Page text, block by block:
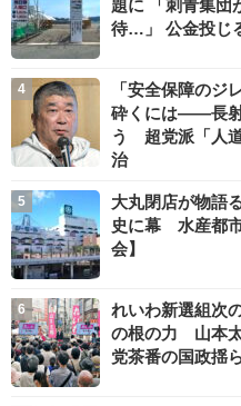
題に 「刺青集団
待…」 公金投じ
「安全保障のジ
砕くには――長射
う 超党派「人
治
大丸閉店が物語
史に幕 水産都
会】
れいわ新選組次
の根の力 山本
党茶番の国政揺